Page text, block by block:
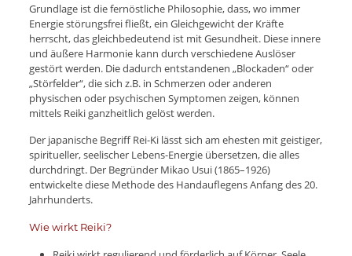
Grundlage ist die fernöstliche Philosophie, dass, wo immer
Energie störungsfrei fließt, ein Gleichgewicht der Kräfte
herrscht, das gleichbedeutend ist mit Gesundheit. Diese innere
und äußere Harmonie kann durch verschiedene Auslöser
gestört werden. Die dadurch entstandenen „Blockaden“ oder
„Störfelder“, die sich z.B. in Schmerzen oder anderen
physischen oder psychischen Symptomen zeigen, können
mittels Reiki ganzheitlich gelöst werden.
Der japanische Begriff Rei-Ki lässt sich am ehesten mit geistiger,
spiritueller, seelischer Lebens-Energie übersetzen, die alles
durchdringt. Der Begründer Mikao Usui (1865–1926)
entwickelte diese Methode des Handauflegens Anfang des 20.
Jahrhunderts.
Wie wirkt Reiki?